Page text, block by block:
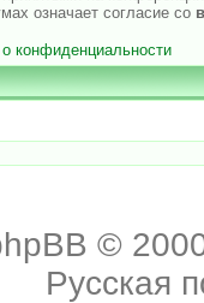
означает согласие со
конфиденциальности
©
Русская